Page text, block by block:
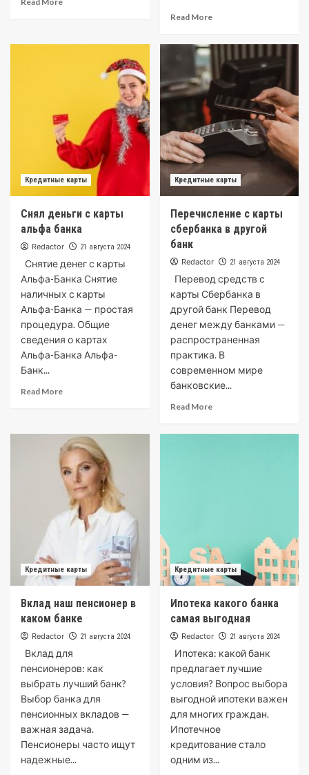
Read More
Кредитные карты
Снял деньги с карты
альфа банка
Redactor 21 августа 2024
Снятие денег с карты
Альфа-Банка Снятие
наличных с карты
Альфа-Банка — простая
процедура. Общие
сведения о картах
Альфа-Банка Альфа-
Банк...
Read More
Кредитные карты
Перечисление с карты
сбербанка в другой
банк
Redactor 21 августа 2024
Перевод средств с
карты Сбербанка в
другой банк Перевод
денег между банками —
распространенная
практика. В
современном мире
банковские...
Read More
Кредитные карты
Вклад наш пенсионер в
каком банке
Redactor 21 августа 2024
Вклад для
пенсионеров: как
выбрать лучший банк?
Выбор банка для
пенсионных вкладов —
важная задача.
Пенсионеры часто ищут
надежные...
Кредитные карты
Ипотека какого банка
самая выгодная
Redactor 21 августа 2024
Ипотека: какой банк
предлагает лучшие
условия? Вопрос выбора
выгодной ипотеки важен
для многих граждан.
Ипотечное
кредитование стало
одним из...